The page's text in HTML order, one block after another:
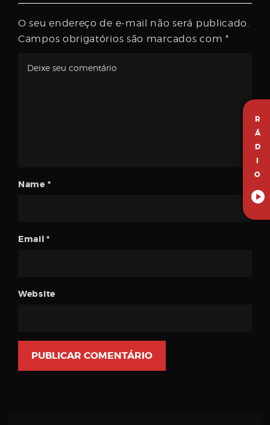
R
Á
D
I
O
O seu endereço de e-mail não será publicado.
Campos obrigatórios são marcados com *
Name *
Email*
Website